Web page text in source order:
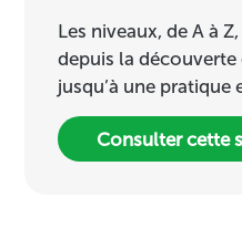
Les niveaux, de A à
depuis la
jusqu’à une pratique
Consulter cette